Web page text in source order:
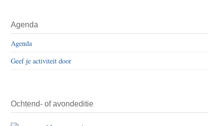
Sidebar
Agenda
Agenda
Geef je activiteit door
Ochtend- of avondeditie